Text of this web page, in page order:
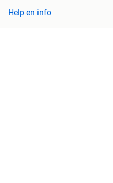
Help en info